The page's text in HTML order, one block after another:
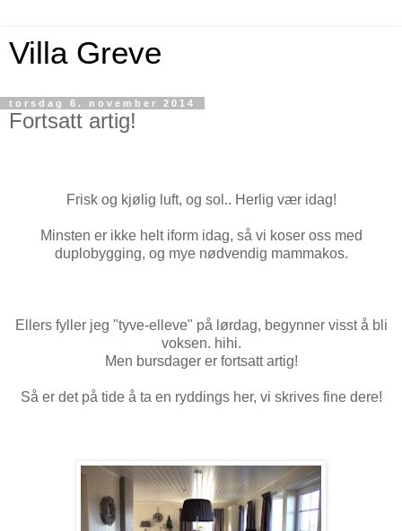
Villa Greve
torsdag 6. november 2014
Fortsatt artig!
Frisk og kjølig luft, og sol.. Herlig vær idag!
Minsten er ikke helt iform idag, så vi koser oss med
duplobygging, og mye nødvendig mammakos.
Ellers fyller jeg "tyve-elleve" på lørdag, begynner visst å bli
voksen. hihi.
Men bursdager er fortsatt artig!
Så er det på tide å ta en ryddings her, vi skrives fine dere!